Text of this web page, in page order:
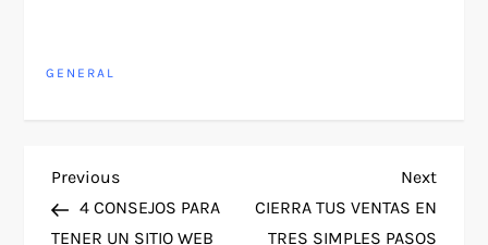
GENERAL
P
Previous
Post
Previous
4 CONSEJOS PARA
TENER UN SITIO WEB
Next
Post
Next
CIERRA TUS VENTAS EN
TRES SIMPLES PASOS